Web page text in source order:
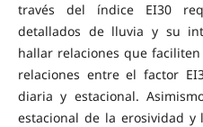
través del índice EI30
detallados de lluvia y su
hallar relaciones que
relaciones entre el factor
diaria y estacional.
estacional de la erosividad y